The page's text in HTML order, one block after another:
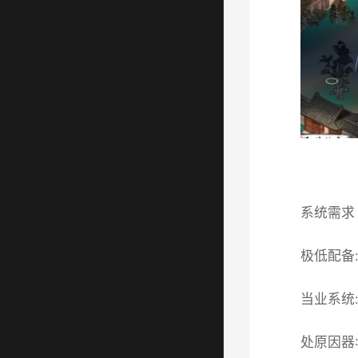
系统需求
极低配备:
当业系
处原因